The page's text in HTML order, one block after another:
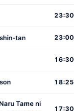
23:30
tan 23:00
16:30
18:25
Tame ni
17:30